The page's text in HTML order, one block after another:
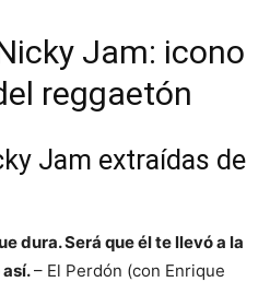
Jam: icono
reggaetón
Jam extraídas de
dura. Será que él te llevó a la
así.– El Perdón (con Enrique